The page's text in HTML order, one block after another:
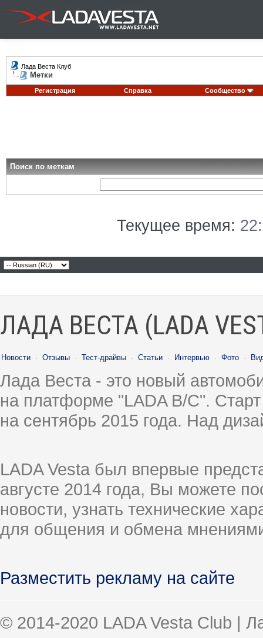
Лада Веста Клуб
Метки
Регистрация Справка Сообщество
Поиск по меткам
Текущее время:
ЛАДА ВЕСТА (LADA
Новости · Отзывы · Тест-драйвы · Статьи · Интервью · Фото ·
Лада Веста - это новый
на платформе "LADA B/C".
на сентябрь 2015 года. Над
LADA Vesta был впервые
августе 2014 года, Вы можете
новости, узнать технические
для общения и обмена
Разместить рекламу на сайте
© 2014-2020 LADA Vesta Club |